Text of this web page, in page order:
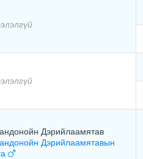
Дэрийлаамятав
Дэрийлаамятавын